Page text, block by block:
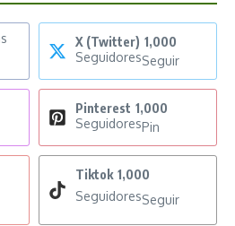
X (Twitter) 1,000
SeguidoresSeguir
Pinterest 1,000
SeguidoresPin
Tiktok 1,000
SeguidoresSeguir